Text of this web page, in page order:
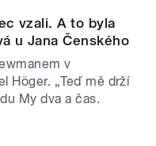
vzali. A to byla
u Jana Čenského
v
Höger. „Teď mě drží
My dva a čas.